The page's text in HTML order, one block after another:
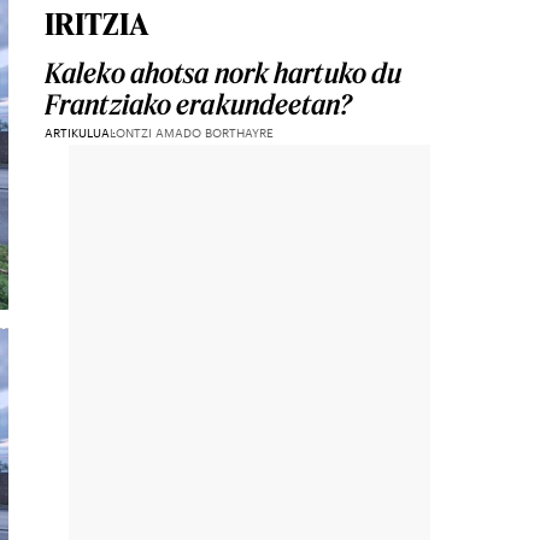
IRITZIA
Kaleko ahotsa nork hartuko du
Frantziako erakundeetan?
ARTIKULUALONTZI AMADO BORTHAYRE